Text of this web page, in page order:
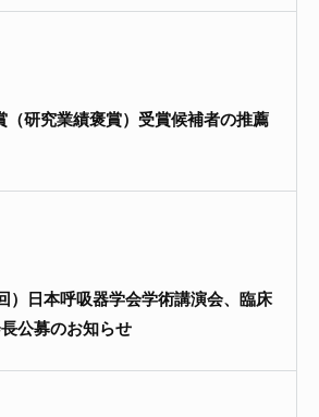
研究業績褒賞）受賞候補者の推薦
）日本呼吸器学会学術講演会、臨床
公募のお知らせ